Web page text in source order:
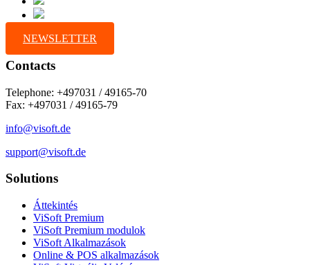
NEWSLETTER
Contacts
Telephone: +497031 / 49165-70
Fax: +497031 / 49165-79
info@visoft.de
support@visoft.de
Solutions
Áttekintés
ViSoft Premium
ViSoft Premium modulok
ViSoft Alkalmazások
Online & POS alkalmazások